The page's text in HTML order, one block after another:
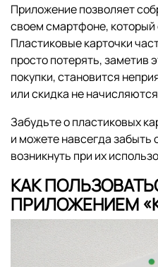
Приложение позволяет
своем смартфоне, который
Пластиковые карточки
просто потерять, заметив
покупки, становится
или скидка не
Забудьте о пластиковых
и можете навсегда забыть
возникнуть при их
КАК
ПРИЛОЖЕНИЕМ